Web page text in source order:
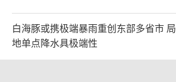
白海豚或携极端暴雨重创东部多省市 局
地单点降水具极端性
2026-08-08 08:51:57